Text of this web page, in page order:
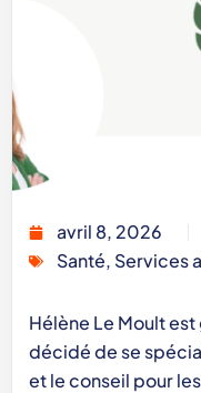
avril 8, 2026
Santé, Services
Hélène Le Moult
décidé de se
et le conseil pour